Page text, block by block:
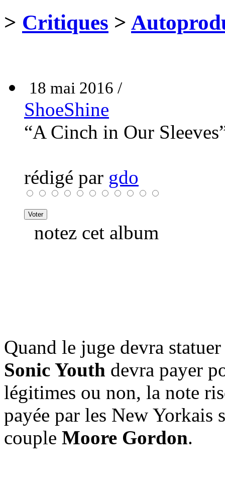
> Critiques >
18 mai 2016 /
ShoeShine
“A Cinch in Our
rédigé par gdo
notez cet album
Quand le juge devra
Sonic Youth devra payer
légitimes ou non, la note
payée par les New Yorkais
couple Moore Gordon.